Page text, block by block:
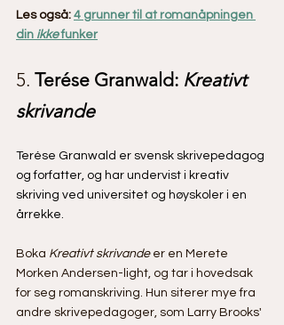
Les også: 4 grunner til at romanåpningen
din ikke funker
5. Terése Granwald: Kreativt
skrivande
Terése Granwald er svensk skrivepedagog
og forfatter, og har undervist i kreativ
skriving ved universitet og høyskoler i en
årrekke.
Boka Kreativt skrivande er en Merete
Morken Andersen-light, og tar i hovedsak
for seg romanskriving. Hun siterer mye fra
andre skrivepedagoger, som Larry Brooks'